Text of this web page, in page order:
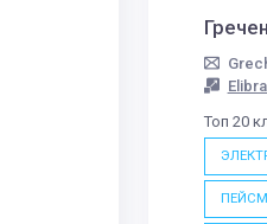
Топ 20